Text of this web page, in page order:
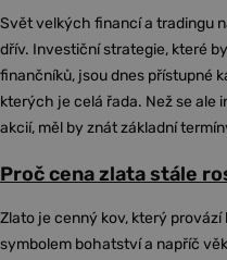
Svět velkých financí a tradingu
dřív. Investiční strategie, které
finančníků, jsou dnes přístupné
kterých je celá řada. Než se
akcií, měl by znát základní
Proč cena zlata stále
Zlato je cenný kov, který
symbolem bohatství a napříč